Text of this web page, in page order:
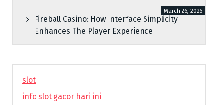
Fireball Casino: How Interface Simplicity
Enhances The Player Experience
March 26, 2026
slot
info slot gacor hari ini